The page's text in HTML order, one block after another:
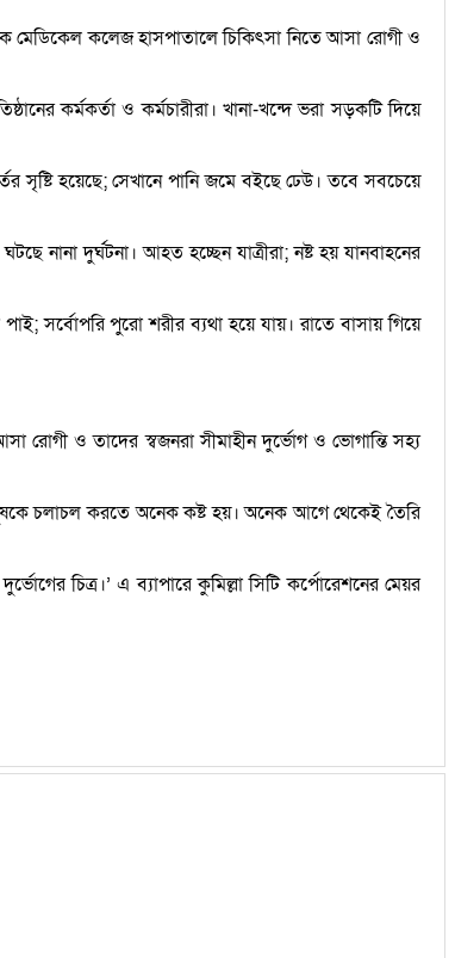
মেডিকেল কলেজ হাসপাতালে চিকিৎসা নিতে আসা রোগী ও
কর্মকর্তা ও কর্মচারীরা। খানা-খন্দে ভরা সড়কটি দিয়ে
সৃষ্টি হয়েছে; সেখানে পানি জমে বইছে ঢেউ। তবে সবচেয়ে
দুর্ঘটনা। আহত হচ্ছেন যাত্রীরা; নষ্ট হয় যানবাহনের
পাই; সর্বোপরি পুরো শরীর ব্যথা হয়ে যায়। রাতে বাসায় গিয়ে
রোগী ও তাদের স্বজনরা সীমাহীন দুর্ভোগ ও ভোগান্তি সহ্য
চলাচল করতে অনেক কষ্ট হয়। অনেক আগে থেকেই তৈরি
চিত্র।’ এ ব্যাপারে কুমিল্লা সিটি কর্পোরেশনের মেয়র